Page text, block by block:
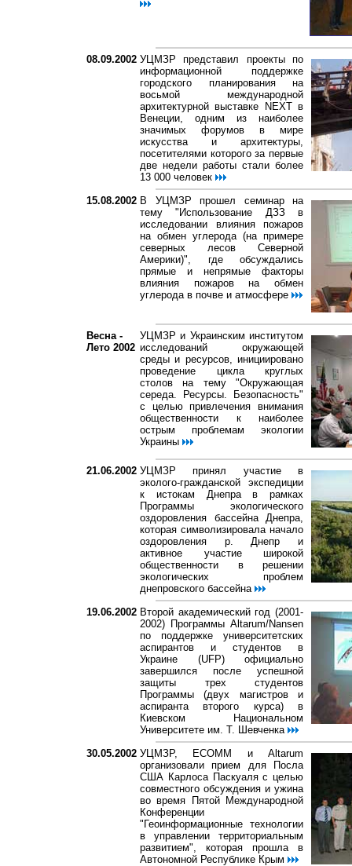
08.09.2002 УЦМЗР представил проекты по
информационной поддержке
городского планирования на
восьмой международной
архитектурной выставке NEXT в
Венеции, одним из наиболее
значимых форумов в мире
искусства и архитектуры,
посетителями которого за первые
две недели работы стали более
13 000 человек
15.08.2002 В УЦМЗР прошел семинар на
тему "Использование ДЗЗ в
исследовании влияния пожаров
на обмен углерода (на примере
северных лесов Северной
Америки)", где обсуждались
прямые и непрямые факторы
влияния пожаров на обмен
углерода в почве и атмосфере
Весна -
Лето 2002
УЦМЗР и Украинским институтом
исследований окружающей
среды и ресурсов, инициировано
проведение цикла круглых
столов на тему "Окружающая
середа. Ресурсы. Безопасность"
с целью привлечения внимания
общественности к наиболее
острым проблемам экологии
Украины
21.06.2002 УЦМЗР принял участие в
эколого-гражданской экспедиции
к истокам Днепра в рамках
Программы экологического
оздоровления бассейна Днепра,
которая символизировала начало
оздоровления р. Днепр и
активное участие широкой
общественности в решении
экологических проблем
днепровского бассейна
19.06.2002 Второй академический год (2001-
2002) Программы Altarum/Nansen
по поддержке университетских
аспирантов и студентов в
Украине (UFP) официально
завершился после успешной
защиты трех студентов
Программы (двух магистров и
аспиранта второго курса) в
Киевском Национальном
Университете им. Т. Шевченка
30.05.2002 УЦМЗР, ECOMM и Altarum
организовали прием для Посла
США Карлоса Паскуаля с целью
совместного обсуждения и ужина
во время Пятой Международной
Конференции
"Геоинформационные технологии
в управлении территориальным
развитием", которая прошла в
Автономной Республике Крым